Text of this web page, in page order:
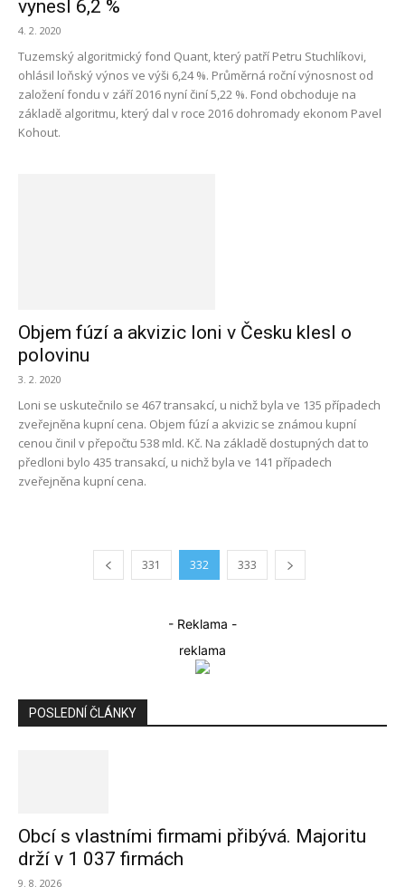
vynesl 6,2 %
4. 2. 2020
Tuzemský algoritmický fond Quant, který patří Petru Stuchlíkovi,
ohlásil loňský výnos ve výši 6,24 %. Průměrná roční výnosnost od
založení fondu v září 2016 nyní činí 5,22 %. Fond obchoduje na
základě algoritmu, který dal v roce 2016 dohromady ekonom Pavel
Kohout.
Objem fúzí a akvizic loni v Česku klesl o
polovinu
3. 2. 2020
Loni se uskutečnilo se 467 transakcí, u nichž byla ve 135 případech
zveřejněna kupní cena. Objem fúzí a akvizic se známou kupní
cenou činil v přepočtu 538 mld. Kč. Na základě dostupných dat to
předloni bylo 435 transakcí, u nichž byla ve 141 případech
zveřejněna kupní cena.
331 332 333
- Reklama -
reklama
POSLEDNÍ ČLÁNKY
Obcí s vlastními firmami přibývá. Majoritu
drží v 1 037 firmách
9. 8. 2026